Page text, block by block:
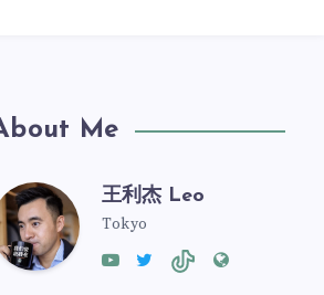
Me
王利杰 Leo
Tokyo